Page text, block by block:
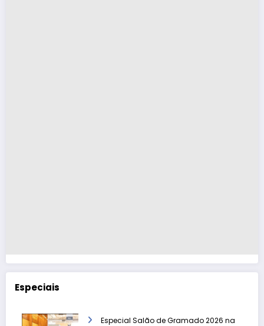
Especiais
Especial Salão de Gramado 2026 na